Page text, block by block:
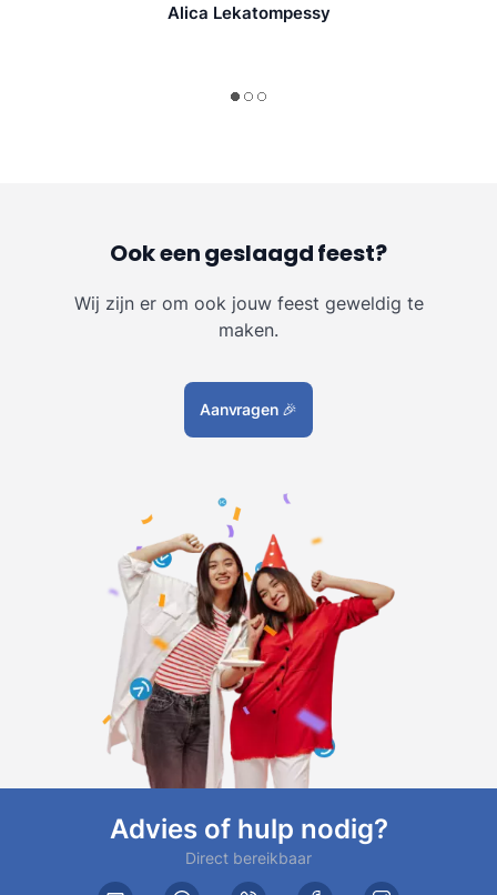
Alica Lekatompessy
Ook een geslaagd feest?
Wij zijn er om ook jouw feest geweldig te
maken.
Aanvragen 🎉
Advies of hulp nodig?
Direct bereikbaar